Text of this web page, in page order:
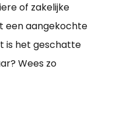
of zakelijke
een aangekochte
is het geschatte
Wees zo